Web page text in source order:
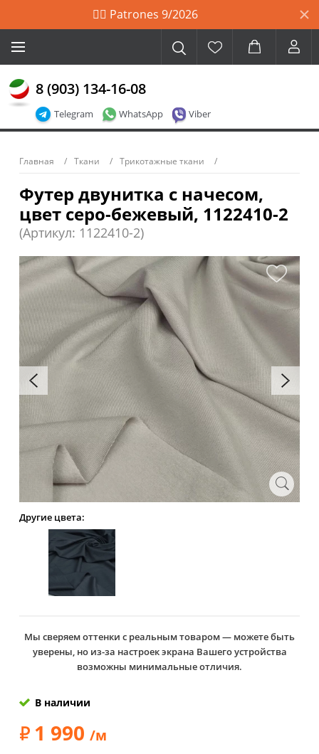
🙋‍♀️ Patrones 9/2026
Telegram WhatsApp Viber
8 (903) 134-16-08
Главная Ткани Трикотажные ткани
Футер двунитка с начесом,
цвет серо-бежевый, 1122410-2
(Артикул: 1122410-2)
Другие цвета:
Мы сверяем оттенки с реальным товаром — можете быть
уверены, но из-за настроек экрана Вашего устройства
возможны минимальные отличия.
В наличии
1 990 /м